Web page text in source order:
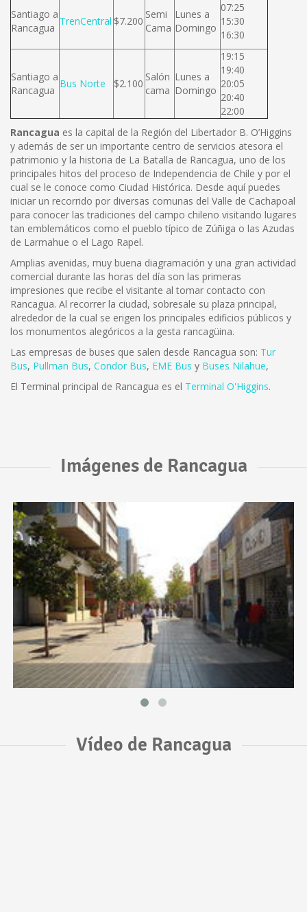
Santiago a
Rancagua
TrenCentral $7.200
Semi
Cama
Lunes a
Domingo
07:25
15:30
16:30
Santiago a
Rancagua
Bus Norte $2.100
Salón
cama
Lunes a
Domingo
19:15
19:40
20:05
20:40
22:00
Rancagua es la capital de la Región del Libertador B. O’Higgins
y además de ser un importante centro de servicios atesora el
patrimonio y la historia de La Batalla de Rancagua, uno de los
principales hitos del proceso de Independencia de Chile y por el
cual se le conoce como Ciudad Histórica. Desde aquí puedes
iniciar un recorrido por diversas comunas del Valle de Cachapoal
para conocer las tradiciones del campo chileno visitando lugares
tan emblemáticos como el pueblo típico de Zúñiga o las Azudas
de Larmahue o el Lago Rapel.
Amplias avenidas, muy buena diagramación y una gran actividad
comercial durante las horas del día son las primeras
impresiones que recibe el visitante al tomar contacto con
Rancagua. Al recorrer la ciudad, sobresale su plaza principal,
alrededor de la cual se erigen los principales edificios públicos y
los monumentos alegóricos a la gesta rancagüina.
Las empresas de buses que salen desde Rancagua son: Tur
Bus, Pullman Bus, Condor Bus, EME Bus y Buses Nilahue,
El Terminal principal de Rancagua es el Terminal O'Higgins.
Imágenes de Rancagua
Vídeo de Rancagua